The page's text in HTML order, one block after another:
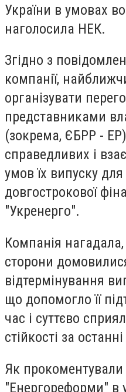
України в умовах
наголосила НЕК.
Згідно з
компанії,
організувати
представниками
(зокрема, ЄБРР -
справедливих і
умов їх випуску
довгострокової
"Укренерго".
Компанія
сторони
відтермінування
що допомогло її
час і суттєво
стійкості за
Як
"Енергореформи" в